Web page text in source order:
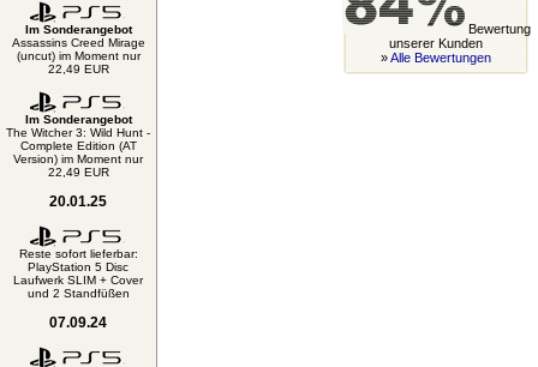
Im Sonderangebot
Assassins Creed Mirage
(uncut) im Moment nur
22,49 EUR
Im Sonderangebot
The Witcher 3: Wild Hunt -
Complete Edition (AT
Version) im Moment nur
22,49 EUR
20.01.25
Reste sofort lieferbar:
PlayStation 5 Disc
Laufwerk SLIM + Cover
und 2 Standfüßen
07.09.24
Bewertung
unserer Kunden
»Alle Bewertungen